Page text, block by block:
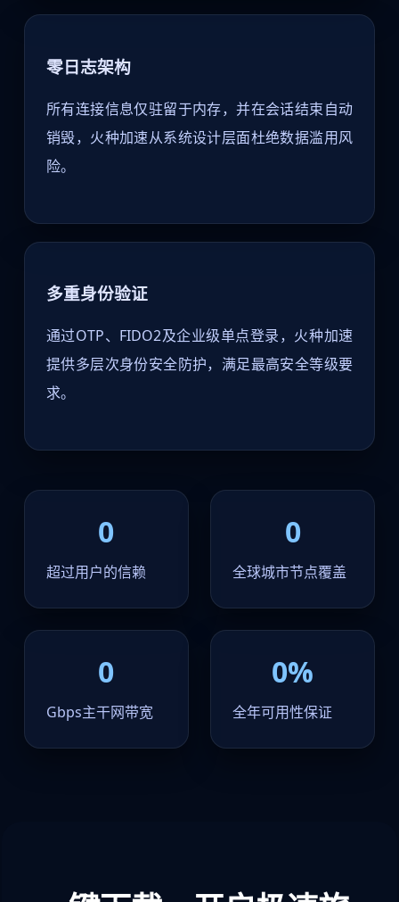
零日志架构
所有连接信息仅驻留于内存，并在会话结束自动
销毁，火种加速从系统设计层面杜绝数据滥用风
险。
多重身份验证
通过OTP、FIDO2及企业级单点登录，火种加速
提供多层次身份安全防护，满足最高安全等级要
求。
0
超过用户的信赖
0
全球城市节点覆盖
0
Gbps主干网带宽
0%
全年可用性保证